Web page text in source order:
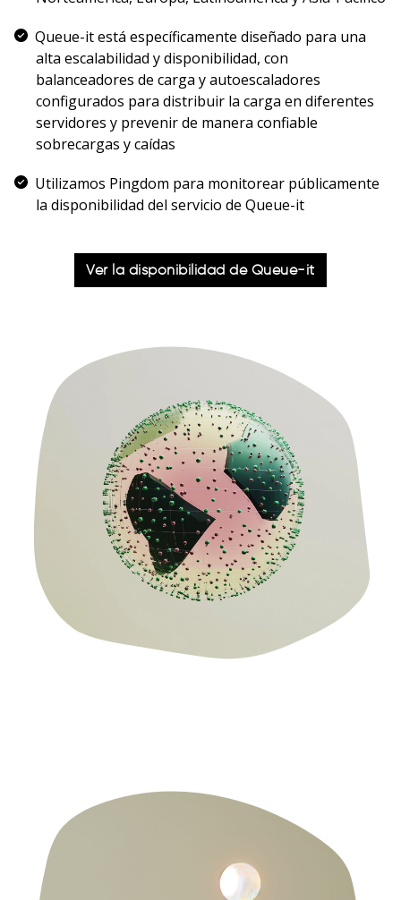
Queue-it está específicamente diseñado para una
alta escalabilidad y disponibilidad, con
balanceadores de carga y autoescaladores
configurados para distribuir la carga en diferentes
servidores y prevenir de manera confiable
sobrecargas y caídas
Utilizamos Pingdom para monitorear públicamente
la disponibilidad del servicio de Queue-it
Ver la disponibilidad de Queue-it